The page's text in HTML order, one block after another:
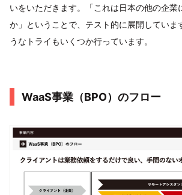
いをいただきます。「これは日本の他の企業
か」ということで、テスト的に展開していま
うなトライもいくつか行っています。
WaaS事業（BPO）のフロー